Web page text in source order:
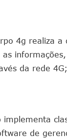
4g realiza
as
da rede 4G;
de